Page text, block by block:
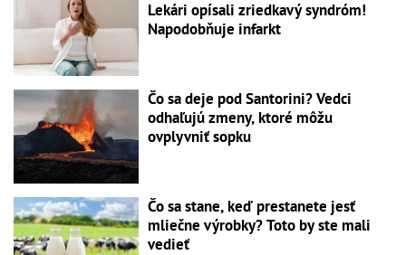
Lekári opísali zriedkavý syndróm!
Napodobňuje infarkt
Čo sa deje pod Santorini? Vedci
odhaľujú zmeny, ktoré môžu
ovplyvniť sopku
Čo sa stane, keď prestanete jesť
mliečne výrobky? Toto by ste mali
vedieť